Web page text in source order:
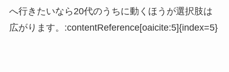
へ行きたいなら20代のうちに動くほうが選択肢は
広がります。:contentReference[oaicite:5]{index=5}